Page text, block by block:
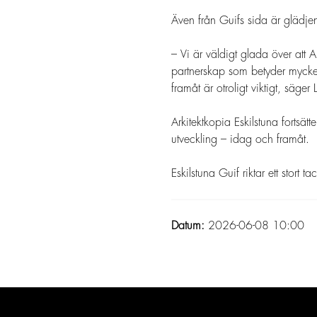
Även från Guifs sida är
– Vi är väldigt glada över att
partnerskap som betyder
framåt är otroligt viktigt, säger
Arkitektkopia Eskilstuna
utveckling – idag och framåt.
Eskilstuna Guif riktar ett stort
Datum: 2026-06-08 10:00